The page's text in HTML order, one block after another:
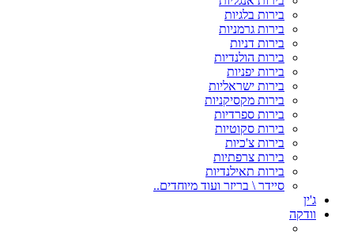
בירות בלגיות
בירות גרמניות
בירות דניות
בירות הולנדיות
בירות יפניות
בירות ישראליות
בירות מקסיקניות
בירות ספרדיות
בירות סקוטיות
בירות צ'כיות
בירות צרפתיות
בירות תאילנדיות
סיידר \ בריזר ועוד מיוחדים..
ג'ין
וודקה